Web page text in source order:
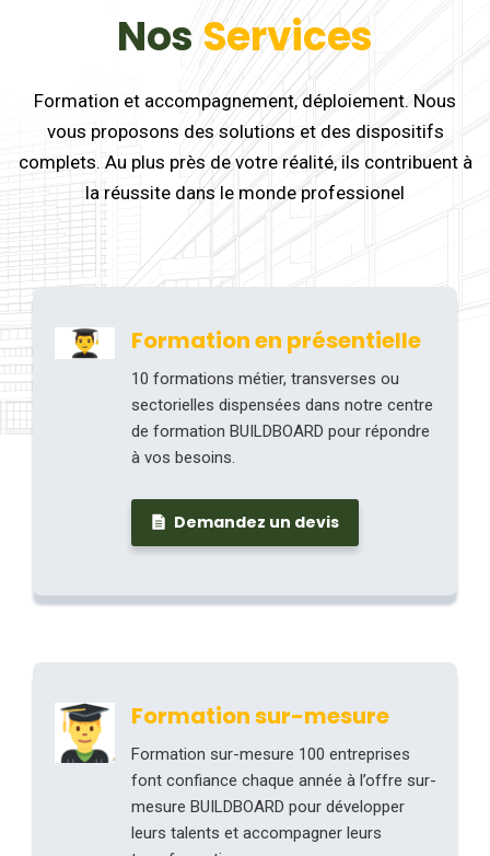
Nos Services
Formation et accompagnement, déploiement. Nous
vous proposons des solutions et des dispositifs
complets. Au plus près de votre réalité, ils contribuent à
la réussite dans le monde professionel
Formation en présentielle
10 formations métier, transverses ou
sectorielles dispensées dans notre centre
de formation BUILDBOARD pour répondre
à vos besoins.
Demandez un devis
Formation sur-mesure
Formation sur-mesure 100 entreprises
font confiance chaque année à l’offre sur-
mesure BUILDBOARD pour développer
leurs talents et accompagner leurs